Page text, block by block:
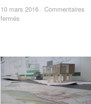
10 mars 2016 / Commentaires
fermés
10 mars 2016 / Commentaires
fermés